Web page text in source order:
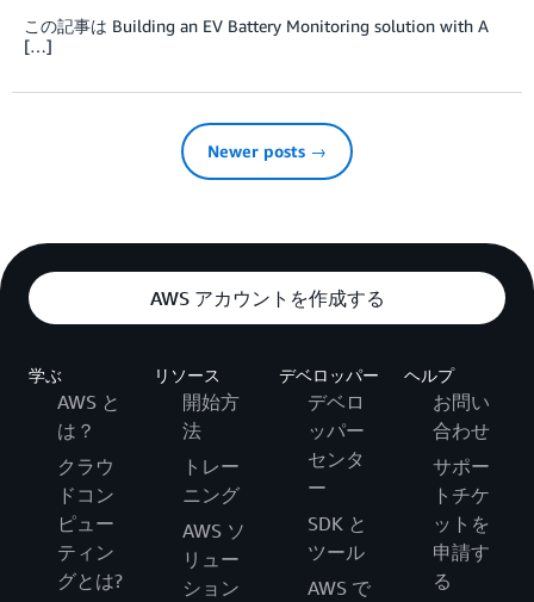
この記事は Building an EV Battery Monitoring solution with A
[…]
Newer posts →
AWS アカウントを作成する
学ぶ
AWS と
は？
クラウ
ドコン
ピュー
ティン
グとは?
リソース
開始方
法
トレー
ニング
AWS ソ
リュー
ション
デベロッパー
デベロ
ッパー
センタ
ー
SDK と
ツール
AWS で
ヘルプ
お問い
合わせ
サポー
トチケ
ットを
申請す
る